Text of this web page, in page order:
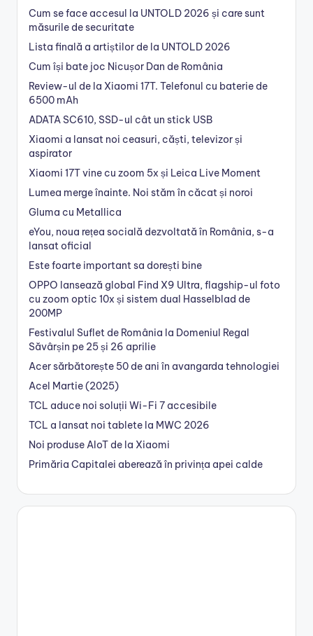
Cum se face accesul la UNTOLD 2026 și care sunt
măsurile de securitate
Lista finală a artiștilor de la UNTOLD 2026
Cum își bate joc Nicușor Dan de România
Review-ul de la Xiaomi 17T. Telefonul cu baterie de
6500 mAh
ADATA SC610, SSD-ul cât un stick USB
Xiaomi a lansat noi ceasuri, căști, televizor și
aspirator
Xiaomi 17T vine cu zoom 5x și Leica Live Moment
Lumea merge înainte. Noi stăm în căcat și noroi
Gluma cu Metallica
eYou, noua rețea socială dezvoltată în România, s-a
lansat oficial
Este foarte important sa dorești bine
OPPO lansează global Find X9 Ultra, flagship-ul foto
cu zoom optic 10x și sistem dual Hasselblad de
200MP
Festivalul Suflet de România la Domeniul Regal
Săvârșin pe 25 și 26 aprilie
Acer sărbătorește 50 de ani în avangarda tehnologiei
Acel Martie (2025)
TCL aduce noi soluții Wi-Fi 7 accesibile
TCL a lansat noi tablete la MWC 2026
Noi produse AIoT de la Xiaomi
Primăria Capitalei aberează în privința apei calde